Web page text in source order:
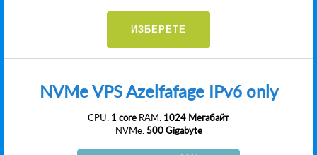
ИЗБЕРЕТЕ
NVMe VPS Azelfafage IPv6 only
CPU: 1 core RAM: 1024 Мегабайт
NVMe:500 Gigabyte